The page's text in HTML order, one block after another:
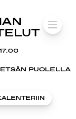
PUOLELLA